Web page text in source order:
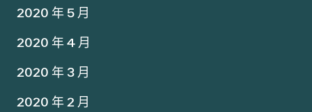
2020 年 5 月
2020 年 4 月
2020 年 3 月
2020 年 2 月